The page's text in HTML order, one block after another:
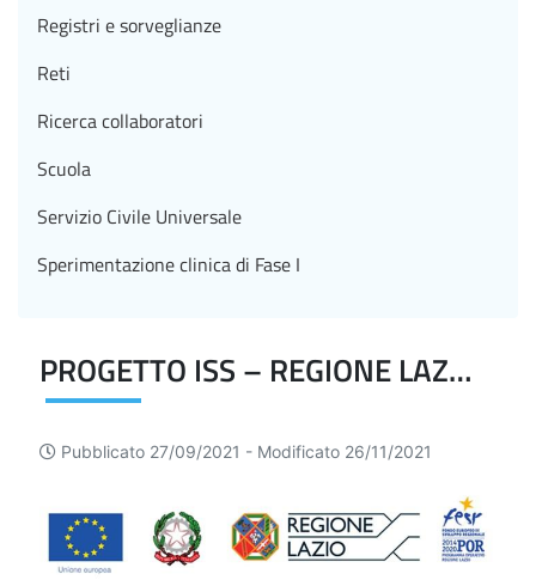
PROGETTO ISS – REGIONE LAZIO
Pubblicato 27/09/2021 - Modificato 26/11/2021
Registri e sorveglianze
Reti
Ricerca collaboratori
Scuola
Servizio Civile Universale
Sperimentazione clinica di Fase I